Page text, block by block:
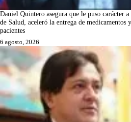
Daniel Quintero asegura que le puso carácter
de Salud, aceleró la entrega de medicamentos
pacientes
6 agosto, 2026